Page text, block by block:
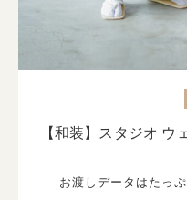
【和装】スタジオ ウ
お渡しデータはたっ